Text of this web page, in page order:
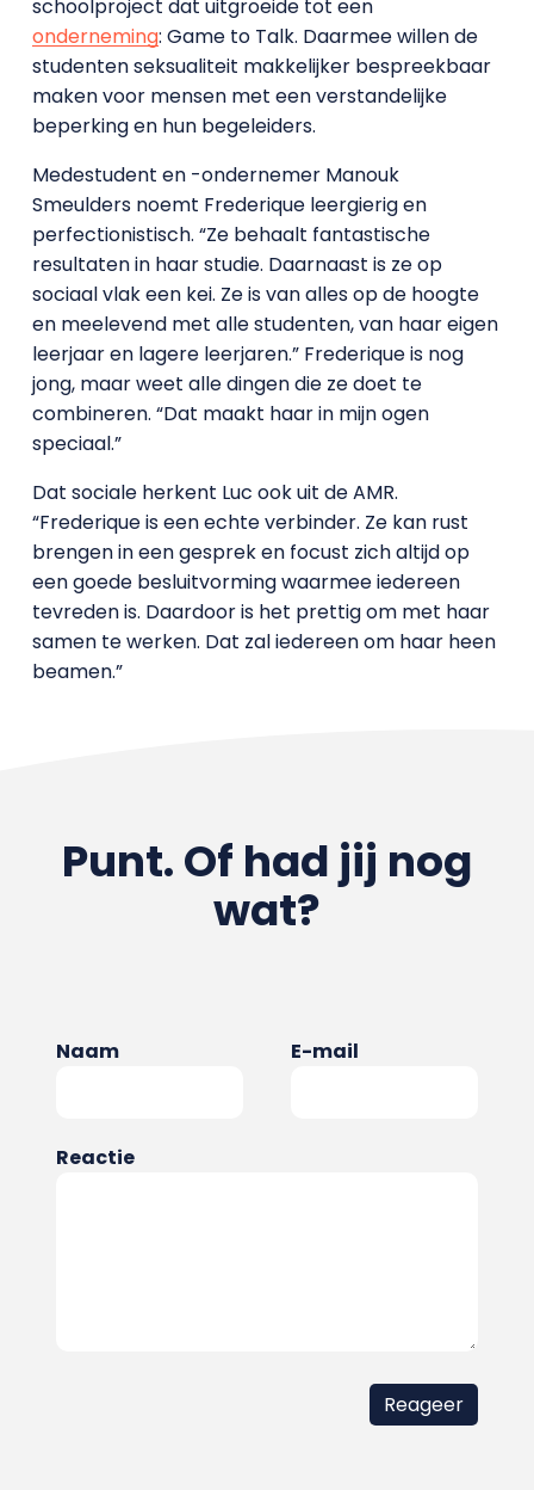
schoolproject dat uitgroeide tot een
onderneming: Game to Talk. Daarmee willen de
studenten seksualiteit makkelijker bespreekbaar
maken voor mensen met een verstandelijke
beperking en hun begeleiders.
Medestudent en -ondernemer Manouk
Smeulders noemt Frederique leergierig en
perfectionistisch. “Ze behaalt fantastische
resultaten in haar studie. Daarnaast is ze op
sociaal vlak een kei. Ze is van alles op de hoogte
en meelevend met alle studenten, van haar eigen
leerjaar en lagere leerjaren.” Frederique is nog
jong, maar weet alle dingen die ze doet te
combineren. “Dat maakt haar in mijn ogen
speciaal.”
Dat sociale herkent Luc ook uit de AMR.
“Frederique is een echte verbinder. Ze kan rust
brengen in een gesprek en focust zich altijd op
een goede besluitvorming waarmee iedereen
tevreden is. Daardoor is het prettig om met haar
samen te werken. Dat zal iedereen om haar heen
beamen.”
Punt. Of had jij nog
wat?
Naam E-mail
Reactie